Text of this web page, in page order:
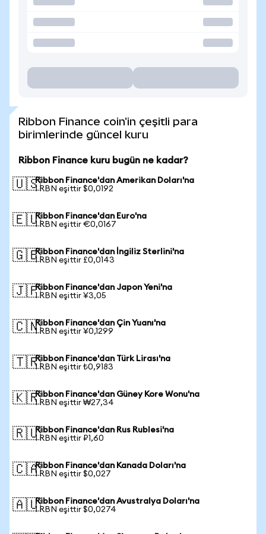
Ribbon Finance coin'in çeşitli para
birimlerinde güncel kuru
Ribbon Finance kuru bugün ne kadar?
🇺🇸Ribbon Finance'dan Amerikan Doları'na
1 RBN eşittir $0,0192
🇪🇺Ribbon Finance'dan Euro'na
1 RBN eşittir €0,0167
🇬🇧Ribbon Finance'dan İngiliz Sterlini'na
1 RBN eşittir £0,0143
🇯🇵Ribbon Finance'dan Japon Yeni'na
1 RBN eşittir ¥3,05
🇨🇳Ribbon Finance'dan Çin Yuanı'na
1 RBN eşittir ¥0,1299
🇹🇷Ribbon Finance'dan Türk Lirası'na
1 RBN eşittir ₺0,9183
🇰🇷Ribbon Finance'dan Güney Kore Wonu'na
1 RBN eşittir ₩27,34
🇷🇺Ribbon Finance'dan Rus Rublesi'na
1 RBN eşittir ₽1,60
🇨🇦Ribbon Finance'dan Kanada Doları'na
1 RBN eşittir $0,027
🇦🇺Ribbon Finance'dan Avustralya Doları'na
1 RBN eşittir $0,0274